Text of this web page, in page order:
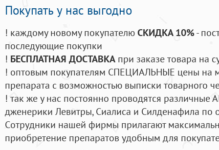
Покупать у нас выгодно
! каждому новому покупателюСКИДКА 10%-
последующие покупки
! БЕСПЛАТНАЯ ДОСТАВКА при заказе товара на
! оптовым покупателям СПЕЦИАЛЬНЫЕ цены на
препарата с возможностью выписки товарного
! так же у нас постоянно проводятся
дженерики Левитры, Сиалиса и Силденафила по
Cотрудники нашей фирмы прилагают
приобретение препаратов удобным для